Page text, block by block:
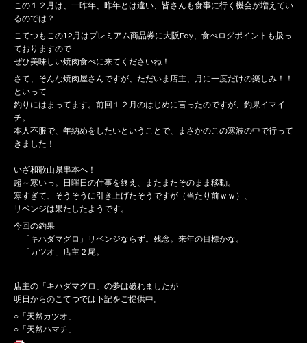
この１２月は、一昨年、昨年とは違い、皆さんも食事に行く機会が増えてい
るのでは？
こてつもこの12月はプレミアム商品券に大阪Pay、食べログポイントも扱っ
ておりますので
ぜひ美味しい焼肉食べに来てくださいね！
さて、そんな焼肉屋さんですが、ただいま店主、月に一度だけの楽しみ！！
といって
釣りにはまってます。前回１２月のはじめに言ったのですが、釣果イマイ
チ。
本人不服で、年納めをしたいということで、まさかのこの寒波の中で行って
きました！
いざ和歌山県串本へ！
超～寒いっ。日曜日の仕事を終え、またまたそのまま移動。
寒すぎて、そうそうに引き上げたそうですが（当たり前ｗｗ）、
リベンジは果たしたようです。
今回の釣果
「キハダマグロ」リベンジならず。残念。来年の目標かな。
「カツオ」店主２尾。
店主の「キハダマグロ」の夢は破れましたが
明日からのこてつでは下記をご提供中。
○「天然カツオ」
○「天然ハマチ」